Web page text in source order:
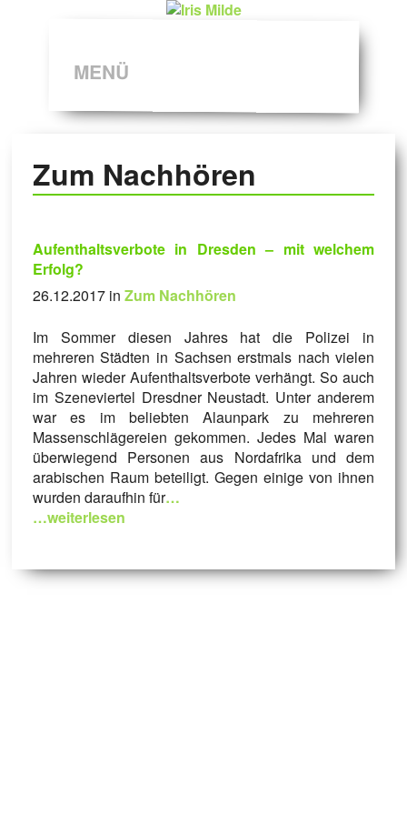
MENÜ
Zum Nachhören
Aufenthaltsverbote in Dresden – mit welchem
Erfolg?
26.12.2017 in Zum Nachhören
Im Sommer diesen Jahres hat die Polizei in
mehreren Städten in Sachsen erstmals nach vielen
Jahren wieder Aufenthaltsverbote verhängt. So auch
im Szeneviertel Dresdner Neustadt. Unter anderem
war es im beliebten Alaunpark zu mehreren
Massenschlägereien gekommen. Jedes Mal waren
überwiegend Personen aus Nordafrika und dem
arabischen Raum beteiligt. Gegen einige von ihnen
wurden daraufhin für…
…weiterlesen